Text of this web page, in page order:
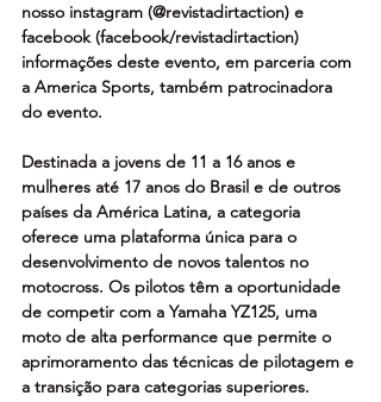
nosso instagram (@revistadirtaction) e
facebook (facebook/revistadirtaction)
informações deste evento, em parceria com
a America Sports, também patrocinadora
do evento.
Destinada a jovens de 11 a 16 anos e
mulheres até 17 anos do Brasil e de outros
países da América Latina, a categoria
oferece uma plataforma única para o
desenvolvimento de novos talentos no
motocross. Os pilotos têm a oportunidade
de competir com a Yamaha YZ125, uma
moto de alta performance que permite o
aprimoramento das técnicas de pilotagem e
a transição para categorias superiores.